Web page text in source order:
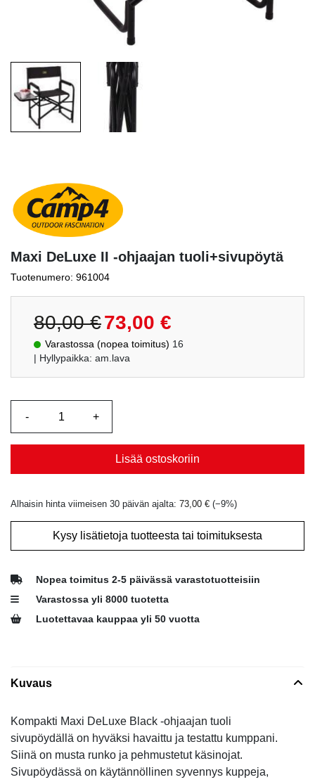
Maxi DeLuxe II -ohjaajan tuoli+sivupöytä
Tuotenumero: 961004
80,00€
Alkuperäinen
hinta
oli:
80,00 €.
73,00 €
Nykyinen
hinta
on:
73,00 €.
Varastossa (nopea toimitus) 16
| Hyllypaikka: am.lava
Lisää ostoskoriin
Alhaisin hinta viimeisen 30 päivän ajalta: 73,00 € (−9%)
Kysy lisätietoja tuotteesta tai toimituksesta
Nopea toimitus 2-5 päivässä varastotuotteisiin
Varastossa yli 8000 tuotetta
Luotettavaa kauppaa yli 50 vuotta
Kuvaus
Kompakti Maxi DeLuxe Black -ohjaajan tuoli
sivupöydällä on hyväksi havaittu ja testattu kumppani.
Siinä on musta runko ja pehmustetut käsinojat.
Sivupöydässä on käytännöllinen syvennys kuppeja,